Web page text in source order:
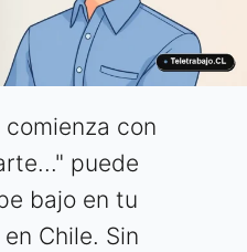
con
puede
bajo en tu
Chile. Sin